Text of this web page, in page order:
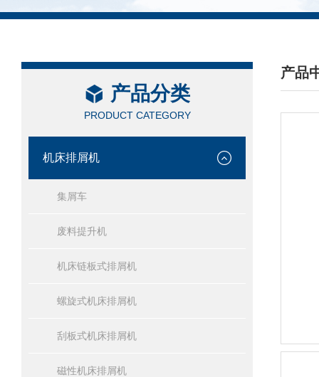
产品分类
PRODUCT CATEGORY
机床排屑机
集屑车
废料提升机
机床链板式排屑机
螺旋式机床排屑机
刮板式机床排屑机
磁性机床排屑机
产品
/